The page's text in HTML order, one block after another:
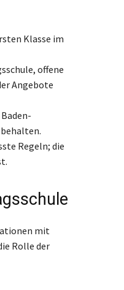
Klasse im
offene
Angebote
Regeln; die
mit
Rolle der